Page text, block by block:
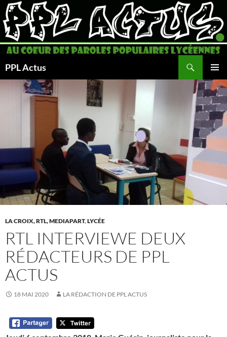
Aller
au
contenu
PPL Actus
MENU
LA CROIX, RTL, MEDIAPART,LYCÉE
RTL INTERVIEWE DEUX
RÉDACTEURS DE PPL
ACTUS
18 MAI 2020 LA RÉDACTION DE PPL ACTUS